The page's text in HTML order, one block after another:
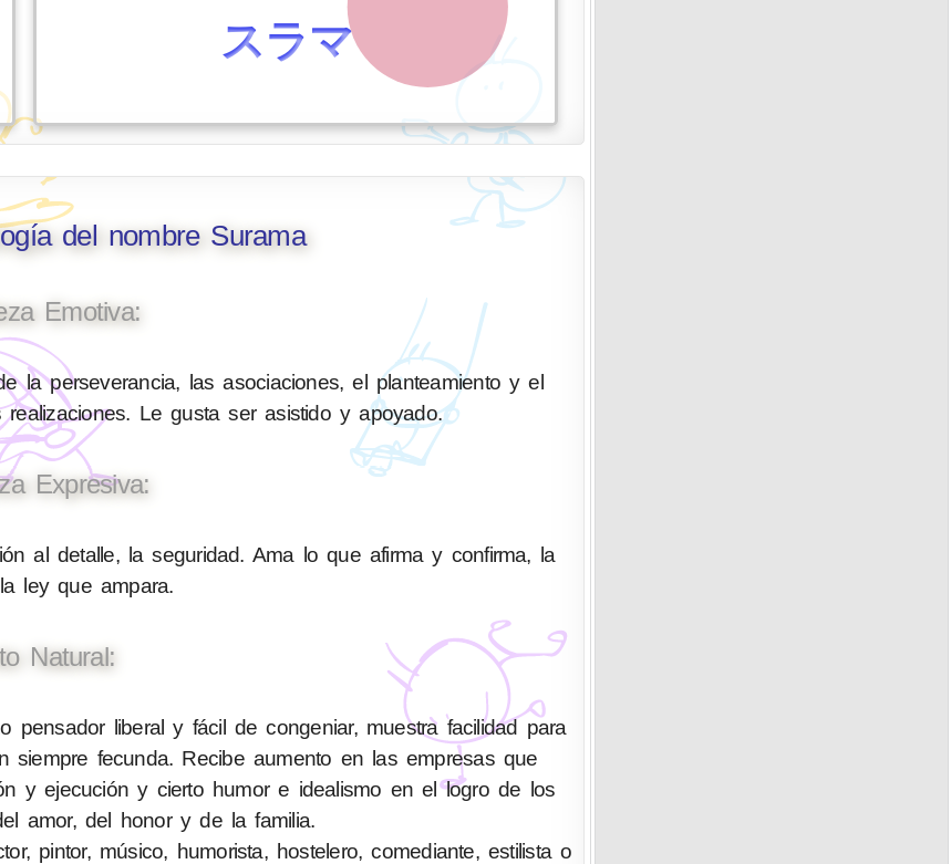
スラマ
del nombre Surama
Emotiva:
la perseverancia, las asociaciones, el planteamiento y el
Le gusta ser asistido y apoyado.
Expresiva:
al detalle, la seguridad. Ama lo que afirma y confirma, la
ley que ampara.
Natural:
liberal y fácil de congeniar, muestra facilidad para
fecunda. Recibe aumento en las empresas que
y ejecución y cierto humor e idealismo en el logro de los
amor, del honor y de la familia.
pintor, músico, humorista, hostelero, comediante, estilista o